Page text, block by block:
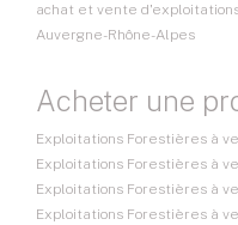
achat et vente
Auvergne-Rhône-Alpes
Acheter une
Exploitations Forestières à
Exploitations Forestières à
Exploitations Forestières à
Exploitations Forestières à